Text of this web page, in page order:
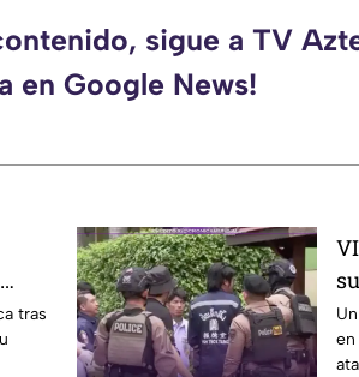
sigue a TV
en Google News!
tras
en